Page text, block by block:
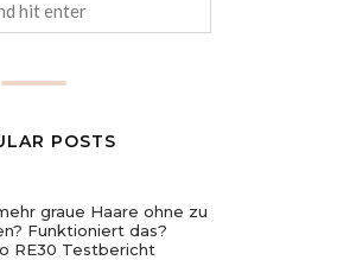
POSTS
graue Haare ohne zu
Funktioniert das?
RE30 Testbericht